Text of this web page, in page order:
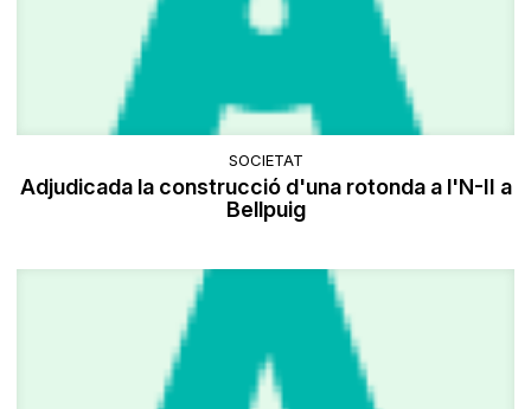
SOCIETAT
Adjudicada la construcció d'una rotonda a l'N-II a
Bellpuig